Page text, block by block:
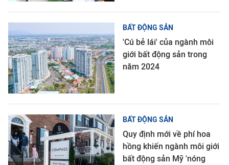
BẤT ĐỘNG SẢN
'Cú bẻ lái' của ngành môi
giới bất động sản trong
năm 2024
BẤT ĐỘNG SẢN
Quy định mới về phí hoa
hồng khiến ngành môi giới
bất động sản Mỹ 'nóng